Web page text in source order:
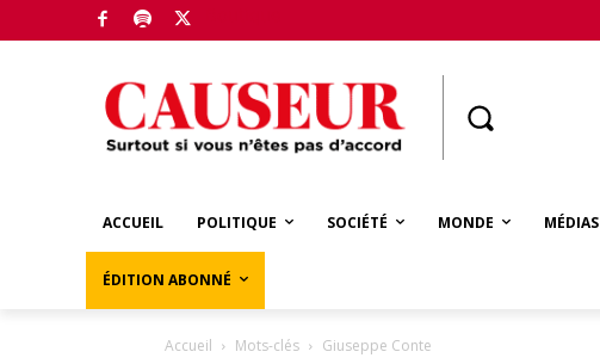
ACCUEIL POLITIQUE SOCIÉTÉ MONDE MÉDIAS
ÉDITION ABONNÉ
Accueil Mots-clés Giuseppe Conte